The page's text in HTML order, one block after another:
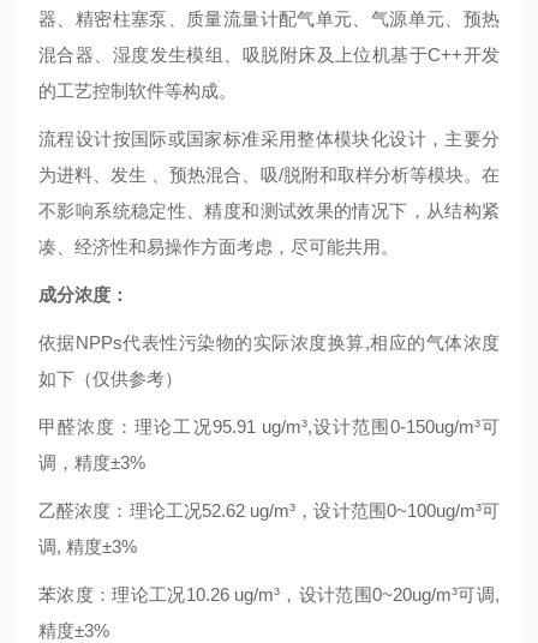
器、精密柱塞泵、质量流量计配气单元、气源单元、预热
混合器、湿度发生模组、吸脱附床及上位机基于C++开发
的工艺控制软件等构成。
流程设计按国际或国家标准采用整体模块化设计，主要分
为进料、发生 、预热混合、吸/脱附和取样分析等模块。在
不影响系统稳定性、精度和测试效果的情况下，从结构紧
凑、经济性和易操作方面考虑，尽可能共用。
成分浓度：
依据NPPs代表性污染物的实际浓度换算,相应的气体浓度
如下（仅供参考）
甲醛浓度：理论工况95.91 ug/m³,设计范围0-150ug/m³可
调，精度±3%
乙醛浓度：理论工况52.62 ug/m³，设计范围0~100ug/m³可
调, 精度±3%
苯浓度：理论工况10.26 ug/m³，设计范围0~20ug/m³可调,
精度±3%